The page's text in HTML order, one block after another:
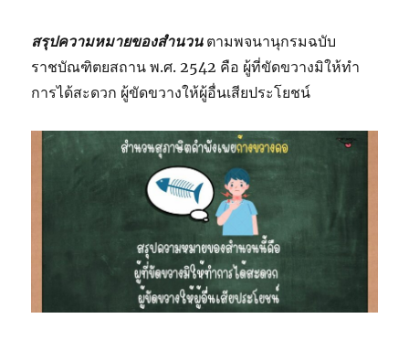
สรุปความหมายของสำนวนตามพจนานุกรมฉบับ
ราชบัณฑิตยสถาน พ.ศ. 2542 คือ ผู้ที่ขัดขวางมิให้ทํา
การได้สะดวก ผู้ขัดขวางให้ผู้อื่นเสียประโยชน์